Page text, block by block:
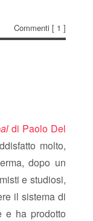
Commenti [ 1 ]
di Paolo Del
molto,
dopo un
e studiosi,
il sistema di
e ha prodotto